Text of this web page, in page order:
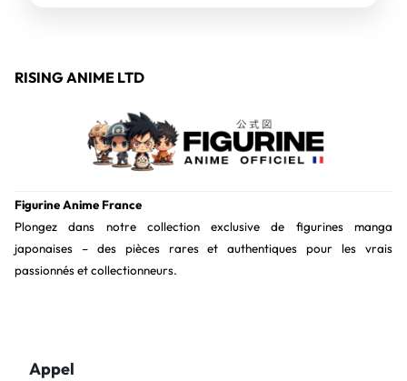
RISING ANIME LTD
Figurine Anime France
Plongez dans notre collection exclusive de figurines manga
japonaises – des pièces rares et authentiques pour les vrais
passionnés et collectionneurs.
Appel